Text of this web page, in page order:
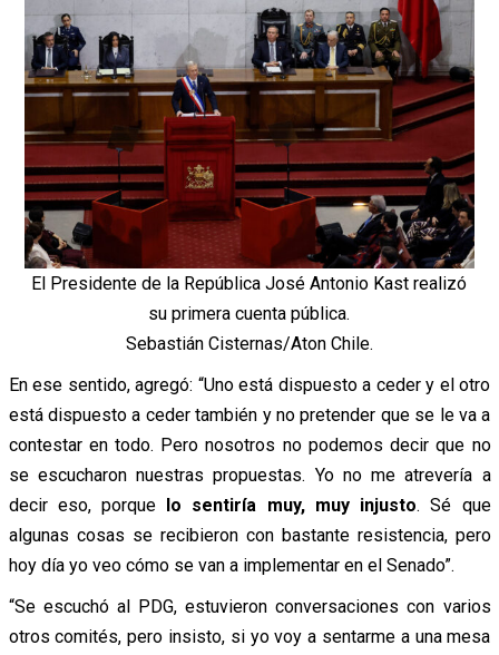
El Presidente de la República José Antonio Kast realizó
su primera cuenta pública.
Sebastián Cisternas/Aton Chile.
En ese sentido, agregó: “Uno está dispuesto a ceder y el otro
está dispuesto a ceder también y no pretender que se le va a
contestar en todo. Pero nosotros no podemos decir que no
se escucharon nuestras propuestas. Yo no me atrevería a
decir eso, porquelo sentiría muy, muy injusto. Sé que
algunas cosas se recibieron con bastante resistencia, pero
hoy día yo veo cómo se van a implementar en el Senado”.
“Se escuchó al PDG, estuvieron conversaciones con varios
otros comités, pero insisto, si yo voy a sentarme a una mesa